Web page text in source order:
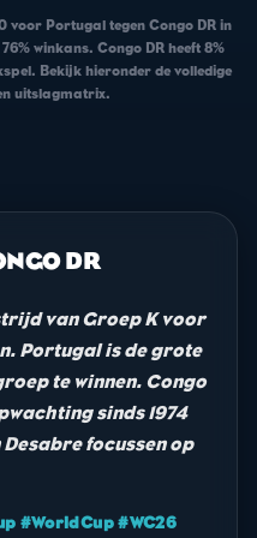
voor Portugal tegen Congo DR in
winkans. Congo DR heeft 8%
Bekijk hieronder de volledige
uitslagmatrix.
DR
van Groep K voor
Portugal is de grote
te winnen. Congo
sinds 1974
focussen op
#WorldCup #WC26